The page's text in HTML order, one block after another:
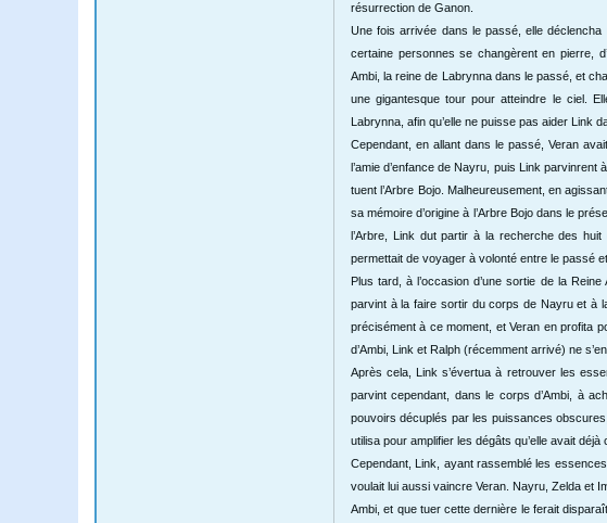
résurrection de Ganon.
Une fois arrivée dans le passé, elle
certaine personnes se changèrent en pierre,
Ambi, la reine de Labrynna dans le passé, et
une gigantesque tour pour atteindre le ciel.
Labrynna, afin qu’elle ne puisse pas aider Link
Cependant, en allant dans le passé, Veran
l’amie d’enfance de Nayru, puis Link
tuent l’Arbre Bojo. Malheureusement, en
sa mémoire d’origine à l’Arbre Bojo dans le
l’Arbre, Link dut partir à la recherche des
permettait de voyager à volonté entre le passé
Plus tard, à l’occasion d’une sortie de la
parvint à la faire sortir du corps de Nayru et à
précisément à ce moment, et Veran en profita
d’Ambi, Link et Ralph (récemment arrivé) ne
Après cela, Link s’évertua à retrouver les
parvint cependant, dans le corps d’Ambi, à
pouvoirs décuplés par les puissances
utilisa pour amplifier les dégâts qu’elle avait
Cependant, Link, ayant rassemblé les
voulait lui aussi vaincre Veran. Nayru, Zelda et
Ambi, et que tuer cette dernière le ferait